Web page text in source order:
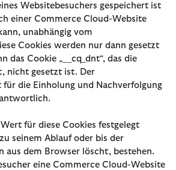
Websitebesuchers gespeichert ist
einer Commerce Cloud-Website
unabhängig vom
Cookies werden nur dann gesetzt
das Cookie „__cq_dnt“, das die
nicht gesetzt ist. Der
die Einholung und Nachverfolgung
für diese Cookies festgelegt
seinem Ablauf oder bis der
aus dem Browser löscht, bestehen.
eine Commerce Cloud-Website